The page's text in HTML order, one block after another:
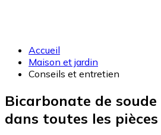
Accueil
Maison et jardin
Conseils et entretien
Bicarbonate de soude
dans toutes les